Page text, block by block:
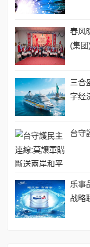
春风
(集
三合
字经
台守
乐事
战略